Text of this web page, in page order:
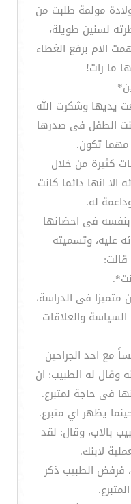
مولمة طلبت من
لسنين طويلة،
الام برفع الغطاء
ما رات!
يديها وشكرت الله
الطفل فى صدرها
تكون.
كثيرة من خلال
الا انها دائما كانت
له.
فى احضانها
عليه، وتسميته
قالت:
متميزا فى الدراسة،
والعلاقات
مع احد الجراحين
وقال له الطبيب: ان
فى حاجة لمتبرع.
يظهر اي متبرع.
بالاب، وقال: لقد
لابنك.
فرفض الطبيب ذكر